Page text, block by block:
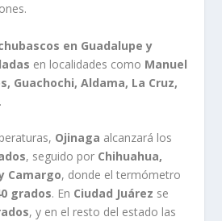
en Guadalupe y
en localidades como Manuel
Guachochi, Aldama, La Cruz,
.
Ojinaga alcanzará los
, seguido por Chihuahua,
Camargo, donde el termómetro
grados. En Ciudad Juárez se
, y en el resto del estado las